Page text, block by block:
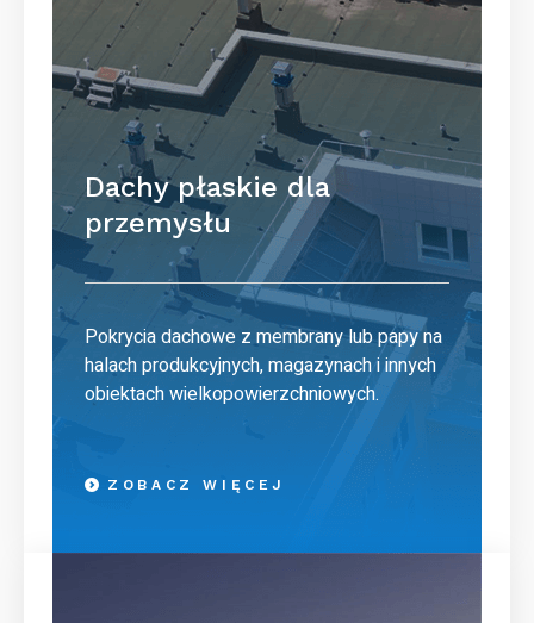
Dachy płaskie dla
przemysłu
Pokrycia dachowe z membrany lub papy na
halach produkcyjnych, magazynach i innych
obiektach wielkopowierzchniowych.
ZOBACZ WIĘCEJ